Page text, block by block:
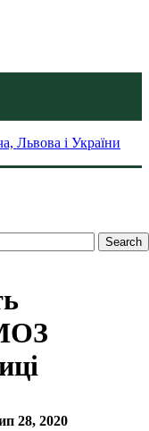
Львова і України
28, 2020